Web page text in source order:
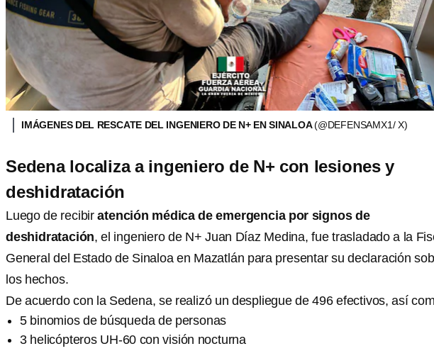
IMÁGENES DEL RESCATE DEL INGENIERO DE N+ EN SINALOA(@DEFENSAMX1/ X)
Sedena localiza a ingeniero de N+ con lesiones y
deshidratación
Luego de recibiratención médica de emergencia por signos de
deshidratación, el ingeniero de N+ Juan Díaz Medina, fue trasladado a la
General del Estado de Sinaloa en Mazatlán para presentar su declaración
los hechos.
De acuerdo con la Sedena, se realizó un despliegue de 496 efectivos, así
5 binomios de búsqueda de personas
3 helicópteros UH-60 con visión nocturna